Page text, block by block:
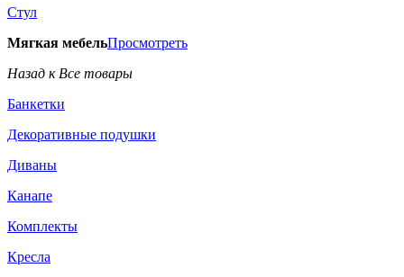
Стул
Мягкая мебельПросмотреть
Назад к Все товары
Банкетки
Декоративные подушки
Диваны
Канапе
Комплекты
Кресла